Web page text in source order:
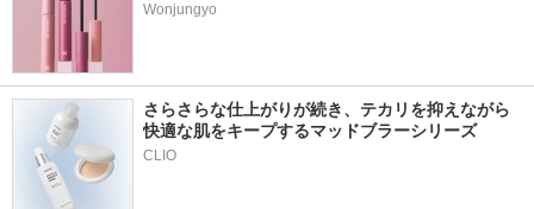
Wonjungyo
さらさらな仕上がりが続き、テカリを抑えながら
快適な肌をキープするマッドブラーシリーズ